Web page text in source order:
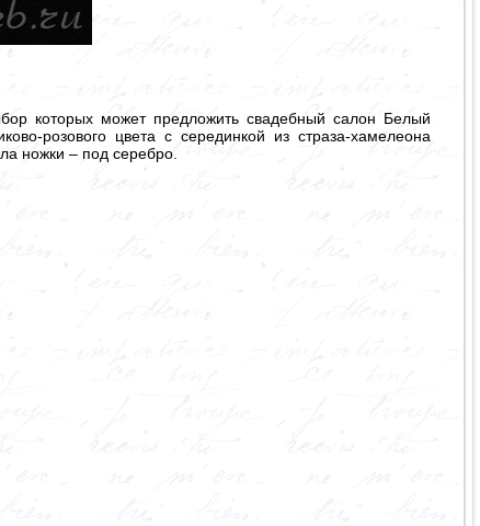
которых может предложить свадебный салон Белый
розового цвета с серединкой из страза-хамелеона
ножки – под серебро.